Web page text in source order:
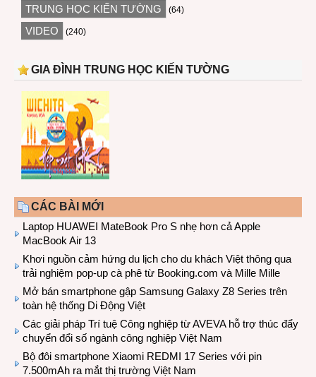
TRUNG HỌC KIẾN TƯỜNG (64)
VIDEO (240)
GIA ĐÌNH TRUNG HỌC KIẾN TƯỜNG
CÁC BÀI MỚI
Laptop HUAWEI MateBook Pro S nhẹ hơn cả Apple
MacBook Air 13
Khơi nguồn cảm hứng du lịch cho du khách Việt thông qua
trải nghiệm pop-up cà phê từ Booking.com và Mille Mille
Mở bán smartphone gập Samsung Galaxy Z8 Series trên
toàn hệ thống Di Động Việt
Các giải pháp Trí tuệ Công nghiệp từ AVEVA hỗ trợ thúc đẩy
chuyển đổi số ngành công nghiệp Việt Nam
Bộ đôi smartphone Xiaomi REDMI 17 Series với pin
7.500mAh ra mắt thị trường Việt Nam